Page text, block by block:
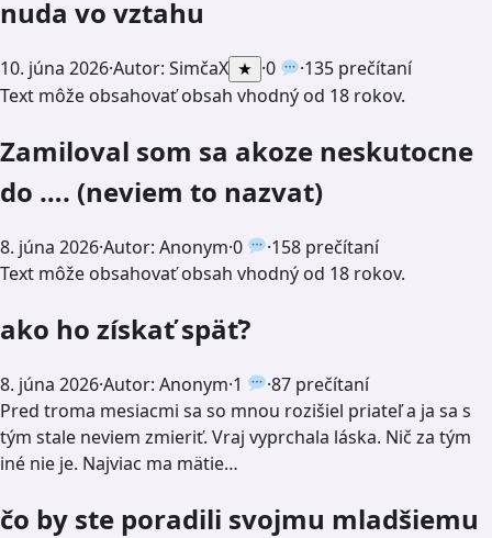
nuda vo vztahu
10. júna 2026·Autor: SimčaX ★ ·0 ·135 prečítaní
Text môže obsahovať obsah vhodný od 18 rokov.
Zamiloval som sa akoze neskutocne
do …. (neviem to nazvat)
8. júna 2026·Autor: Anonym·0 ·158 prečítaní
Text môže obsahovať obsah vhodný od 18 rokov.
ako ho získať späť?
8. júna 2026·Autor: Anonym·1 ·87 prečítaní
Pred troma mesiacmi sa so mnou rozišiel priateľ a ja sa s
tým stale neviem zmieriť. Vraj vyprchala láska. Nič za tým
iné nie je. Najviac ma mätie…
čo by ste poradili svojmu mladšiemu